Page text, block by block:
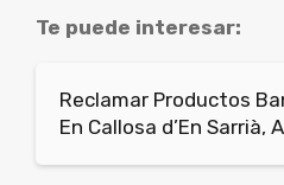
Te puede interesar:
Reclamar Productos
En Callosa d’En